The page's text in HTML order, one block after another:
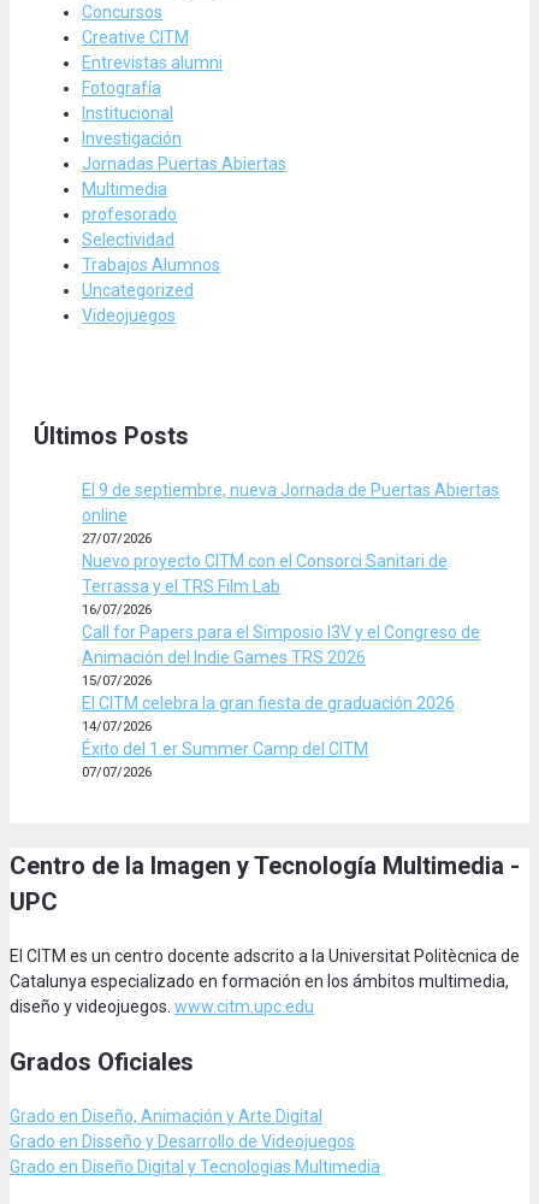
Concursos
Creative CITM
Entrevistas alumni
Fotografía
Institucional
Investigación
Jornadas Puertas Abiertas
Multimedia
profesorado
Selectividad
Trabajos Alumnos
Uncategorized
Videojuegos
Últimos Posts
El 9 de septiembre, nueva Jornada de Puertas Abiertas
online
27/07/2026
Nuevo proyecto CITM con el Consorci Sanitari de
Terrassa y el TRS Film Lab
16/07/2026
Call for Papers para el Simposio I3V y el Congreso de
Animación del Indie Games TRS 2026
15/07/2026
El CITM celebra la gran fiesta de graduación 2026
14/07/2026
Éxito del 1.er Summer Camp del CITM
07/07/2026
Centro de la Imagen y Tecnología Multimedia -
UPC
El CITM es un centro docente adscrito a la Universitat Politècnica de
Catalunya especializado en formación en los ámbitos multimedia,
diseño y videojuegos. www.citm.upc.edu
Grados Oficiales
Grado en Diseño, Animación y Arte Digital
Grado en Disseño y Desarrollo de Videojuegos
Grado en Diseño Digital y Tecnologias Multimedia